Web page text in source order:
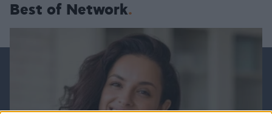
Best of Network